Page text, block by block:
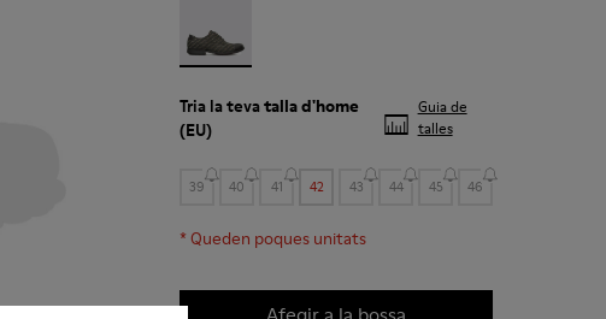
Tria la tevatalla d'home
(EU)
Guia de
talles
39 40 41 42 43 44 45 46
*Queden poques unitats